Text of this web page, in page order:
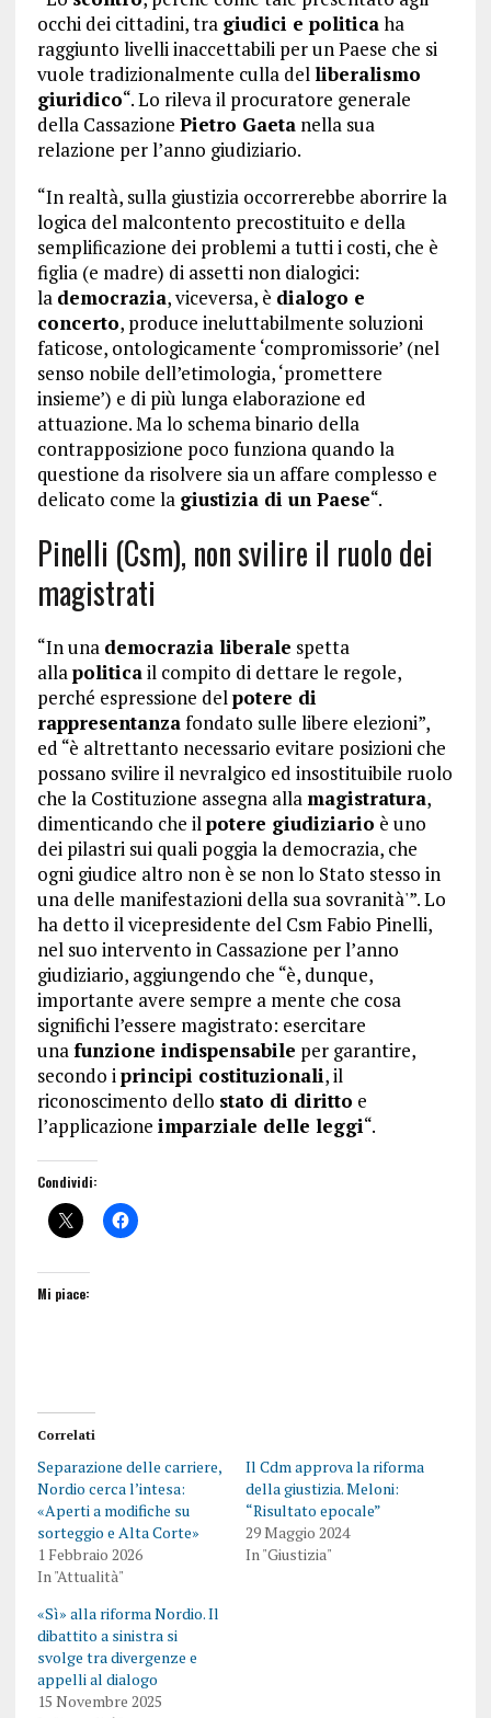
occhi dei cittadini, tra giudici e politicaha
raggiunto livelli inaccettabili per un Paese che si
vuole tradizionalmente culla delliberalismo
giuridico“. Lo rileva il procuratore generale
della Cassazione Pietro Gaetanella sua
relazione per l’anno giudiziario.
“In realtà, sulla giustizia occorrerebbe aborrire la
logica del malcontento precostituito e della
semplificazione dei problemi a tutti i costi, che è
figlia (e madre) di assetti non dialogici:
la democrazia, viceversa, è dialogo e
concerto, produce ineluttabilmente soluzioni
faticose, ontologicamente ‘compromissorie’ (nel
senso nobile dell’etimologia, ‘promettere
insieme’) e di più lunga elaborazione ed
attuazione. Ma lo schema binario della
contrapposizione poco funziona quando la
questione da risolvere sia un affare complesso e
delicato come la giustizia di un Paese“.
Pinelli (Csm), non svilire il ruolo dei
magistrati
“In una democrazia liberale spetta
allapoliticail compito di dettare le regole,
perché espressione delpotere di
rappresentanzafondato sulle libere elezioni”,
ed “è altrettanto necessario evitare posizioni che
possano svilire il nevralgico ed insostituibile ruolo
che la Costituzione assegna alla magistratura,
dimenticando che ilpotere giudiziario è uno
dei pilastri sui quali poggia la democrazia, che
ogni giudice altro non è se non lo Stato stesso in
una delle manifestazioni della sua sovranità'”. Lo
ha detto il vicepresidente del Csm Fabio Pinelli,
nel suo intervento in Cassazione per l’anno
giudiziario, aggiungendo che “è, dunque,
importante avere sempre a mente che cosa
significhi l’essere magistrato: esercitare
unafunzione indispensabile per garantire,
secondo iprincipi costituzionali, il
riconoscimento dello stato di diritto e
l’applicazione imparziale delle leggi“.
Condividi:
Mi piace:
Correlati
Separazione delle carriere,
Nordio cerca l’intesa:
«Aperti a modifiche su
sorteggio e Alta Corte»
1 Febbraio 2026
In "Attualità"
Il Cdm approva la riforma
della giustizia. Meloni:
“Risultato epocale”
29 Maggio 2024
In "Giustizia"
«Sì» alla riforma Nordio. Il
dibattito a sinistra si
svolge tra divergenze e
appelli al dialogo
15 Novembre 2025